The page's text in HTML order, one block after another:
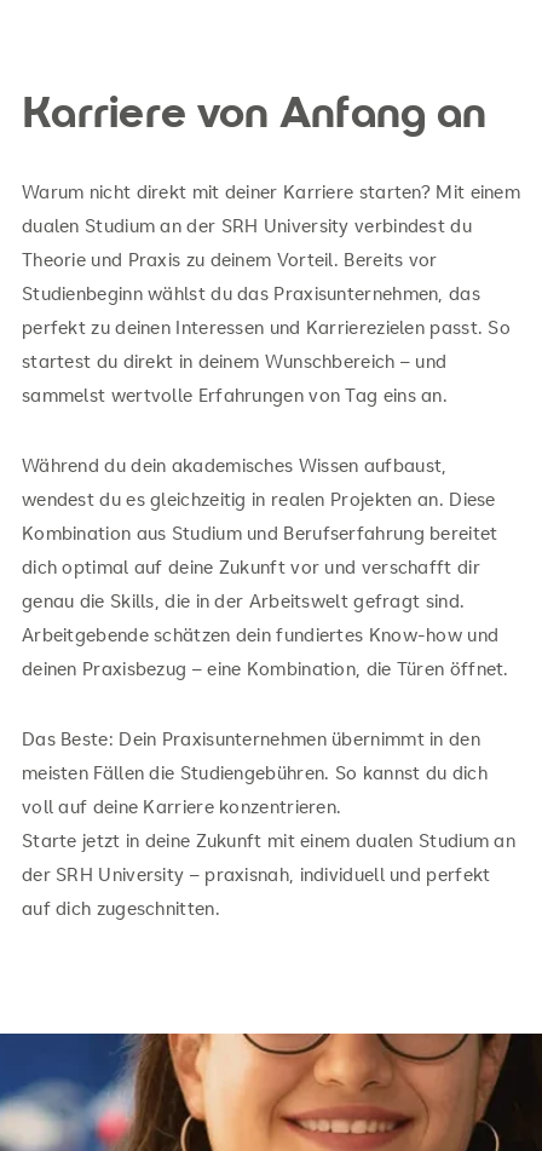
Karriere von Anfang an
Warum nicht direkt mit deiner Karriere starten? Mit einem
dualen Studium an der SRH University verbindest du
Theorie und Praxis zu deinem Vorteil. Bereits vor
Studienbeginn wählst du das Praxisunternehmen, das
perfekt zu deinen Interessen und Karrierezielen passt. So
startest du direkt in deinem Wunschbereich – und
sammelst wertvolle Erfahrungen von Tag eins an.
Während du dein akademisches Wissen aufbaust,
wendest du es gleichzeitig in realen Projekten an. Diese
Kombination aus Studium und Berufserfahrung bereitet
dich optimal auf deine Zukunft vor und verschafft dir
genau die Skills, die in der Arbeitswelt gefragt sind.
Arbeitgebende schätzen dein fundiertes Know-how und
deinen Praxisbezug – eine Kombination, die Türen öffnet.
Das Beste: Dein Praxisunternehmen übernimmt in den
meisten Fällen die Studiengebühren. So kannst du dich
voll auf deine Karriere konzentrieren.
Starte jetzt in deine Zukunft mit einem dualen Studium an
der SRH University – praxisnah, individuell und perfekt
auf dich zugeschnitten.